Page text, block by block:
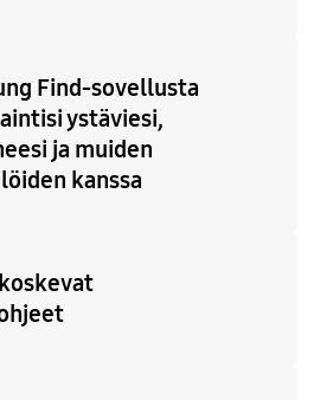
Find-sovellusta
ystäviesi,
ja muiden
kanssa